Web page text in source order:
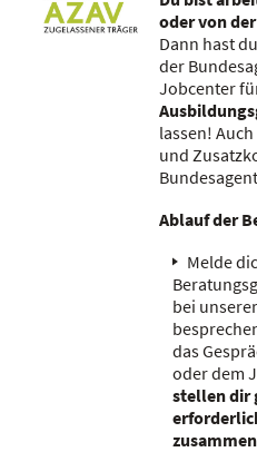
oder von
Dann hast
der
Jobcenter
lassen!
und
Ablauf der
Melde
bei unserer
das
oder dem
stellen dir